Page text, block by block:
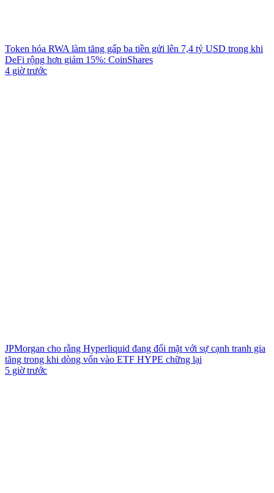
Token hóa RWA làm tăng gấp ba tiền gửi lên 7,4 tỷ USD trong khi
DeFi rộng hơn giảm 15%: CoinShares
4 giờ trước
JPMorgan cho rằng Hyperliquid đang đối mặt với sự cạnh tranh gia
tăng trong khi dòng vốn vào ETF HYPE chững lại
5 giờ trước